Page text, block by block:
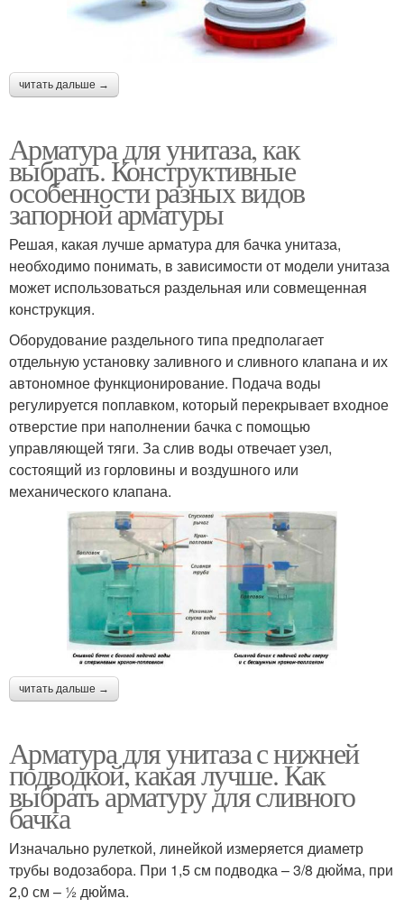
читать дальше →
Арматура для унитаза, как
выбрать. Конструктивные
особенности разных видов
запорной арматуры
Решая, какая лучше арматура для бачка унитаза,
необходимо понимать, в зависимости от модели унитаза
может использоваться раздельная или совмещенная
конструкция.
Оборудование раздельного типа предполагает
отдельную установку заливного и сливного клапана и их
автономное функционирование. Подача воды
регулируется поплавком, который перекрывает входное
отверстие при наполнении бачка с помощью
управляющей тяги. За слив воды отвечает узел,
состоящий из горловины и воздушного или
механического клапана.
читать дальше →
Арматура для унитаза с нижней
подводкой, какая лучше. Как
выбрать арматуру для сливного
бачка
Изначально рулеткой, линейкой измеряется диаметр
трубы водозабора. При 1,5 см подводка – 3/8 дюйма, при
2,0 см – ½ дюйма.